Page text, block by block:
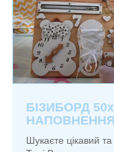
БІЗИБОРД
НАПОВНЕННЯ
Шукаєте цікавий